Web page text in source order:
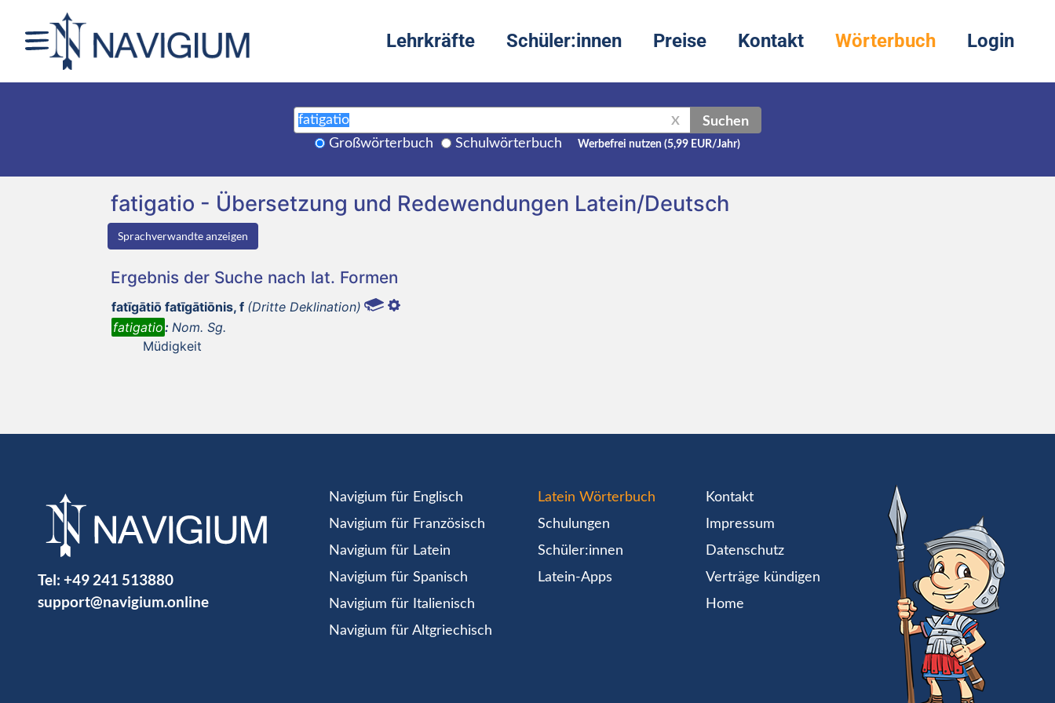
Lehrkräfte Schüler:innen Preise Kontakt Wörterbuch Login
X Suchen
Großwörterbuch Schulwörterbuch Werbefrei nutzen (5,99 EUR/Jahr)
fatigatio - Übersetzung und Redewendungen Latein/Deutsch
Sprachverwandte anzeigen
Ergebnis der Suche nach lat. Formen
fatīgātiō fatīgātiōnis, f (Dritte Deklination)
fatigatio: Nom. Sg.
Müdigkeit
Tel: +49 241 513880
support@navigium.online
Navigium für Englisch
Navigium für Französisch
Navigium für Latein
Navigium für Spanisch
Navigium für Italienisch
Navigium für Altgriechisch
Latein Wörterbuch
Schulungen
Schüler:innen
Latein-Apps
Kontakt
Impressum
Datenschutz
Verträge kündigen
Home